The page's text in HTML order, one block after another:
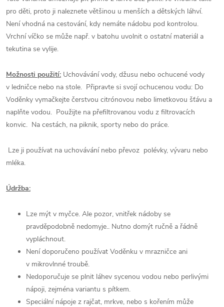
pro děti, proto ji naleznete většinou u menších a dětských láhví.
Není vhodná na cestování, kdy nemáte nádobu pod kontrolou.
Vrchní víčko se může např. v batohu uvolnit o ostatní materiál a
tekutina se vylije.
Možnosti použití: Uchovávání vody, džusu nebo ochucené vody
v ledničce nebo na stole. Připravte si svojí ochucenou vodu: Do
Voděnky vymačkejte čerstvou citrónovou nebo limetkovou šťávu a
naplňte vodou. Použijte na přefiltrovanou vodu z filtrovacích
konvic. Na cestách, na piknik, sporty nebo do práce.
Lze ji používat na uchovávání nebo převoz polévky, vývaru nebo
mléka.
Údržba:
Lze mýt v myčce. Ale pozor, vnitřek nádoby se
pravděpodobně nedomyje.. Nutno domýt ručně a řádně
vypláchnout.
Není doporučeno používat Voděnku v mrazničce ani
v mikrovlnné troubě.
Nedoporučuje se plnit láhev sycenou vodou nebo perlivými
nápoji, zejména variantu s pítkem.
Speciální nápoje z rajčat, mrkve, nebo s kořením může